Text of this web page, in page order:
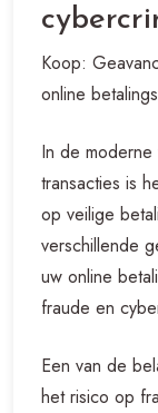
Koop:
online
In de
transacties is
op veilige
verschillende
uw online
fraude en
Een van de
het risico op